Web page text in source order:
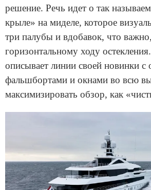
решение. Речь идет о так
крыле» на миделе, которое
три палубы и вдобавок, что
горизонтальному ходу
описывает линии своей новинки
фальшбортами и окнами во всю
максимизировать обзор, как